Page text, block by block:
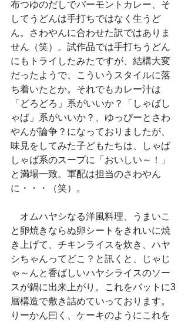
布つゆのだしでバーモントカレー、そ
してうどんは手打ちではなく生うど
ん。さわやんに合わせた訳ではありま
せん（笑）。試作品では手打ちうどん
にもトライしたみたですが、結構大変
だったようで、こういうスタイルに落
ち着いたとか。それでもカレー汁は
「どろどろ」系がいいか？「しゃばし
ゃば」系がいいか？、ゆっぴーとさわ
やんが論争？になっておりましたが、
味見をしてみた子どもたちは、しゃば
しゃば系のスープに「おいしい～！」
と満場一致。軍配は担当のさわやん
に・・・（笑）。
オムハヤシなる洋風料理、うまいこ
と卵焼きならぬ卵シートをきれいに焼
き上げて、チキンライスを炊き、ハヤ
シちゃんってどこ？と訊くと、じゃじ
ゃ～んと香ばしいハヤシライスのソー
スが鍋に出来上がり。これをバットに3
層構造で敷き詰めていっております。
りーかん曰く、ケーキのようにこれを